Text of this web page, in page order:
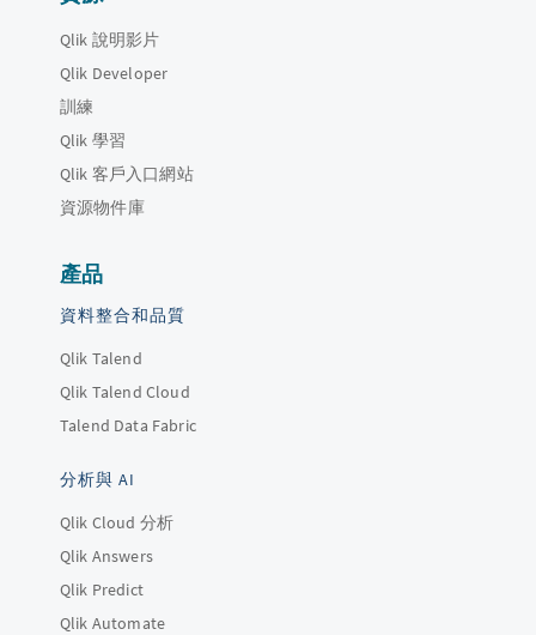
Qlik 說明影片
Qlik Developer
訓練
Qlik 學習
Qlik 客戶入口網站
資源物件庫
產品
資料整合和品質
Qlik Talend
Qlik Talend Cloud
Talend Data Fabric
分析與 AI
Qlik Cloud 分析
Qlik Answers
Qlik Predict
Qlik Automate